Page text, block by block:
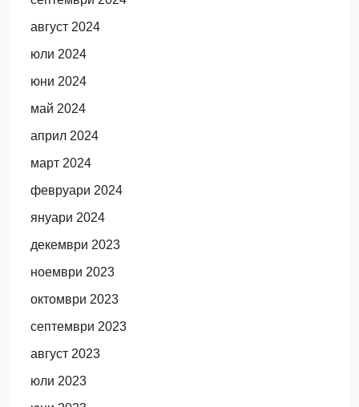
август 2024
юли 2024
юни 2024
май 2024
април 2024
март 2024
февруари 2024
януари 2024
декември 2023
ноември 2023
октомври 2023
септември 2023
август 2023
юли 2023